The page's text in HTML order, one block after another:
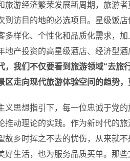
旅游经济繁荣发展新周期，旅游
到访目的地的必选项目。星级饭
多样化、个性化和品质化需求，
地产投资的高星级酒店、经济型
，我们不仅要看到旅游领域“去
走向现代旅游体验空间的趋势
义思想指引下，每一位忠诚于党
动理论的实践。 作为新时代的
故乡时挥之不去的忧伤，从来就
生活，也为服务品质买单。 那